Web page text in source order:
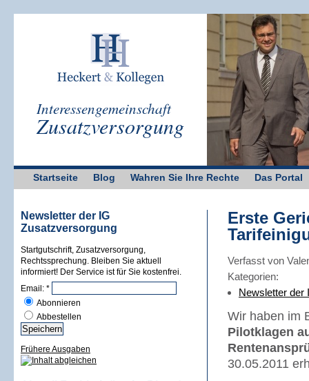
Interessengemeinschaft
Zusatzversorgung
Startseite Blog Wahren Sie Ihre Rechte Das Portal
Newsletter der IG
Zusatzversorgung
Startgutschrift, Zusatzversorgung,
Rechtssprechung. Bleiben Sie aktuell
informiert! Der Service ist für Sie kostenfrei.
Email: *
Abonnieren
Abbestellen
Frühere Ausgaben
Erste
Verfasst von
Kategorien:
Newsletter der
Wir haben im
Pilotklagen
30.05.2011